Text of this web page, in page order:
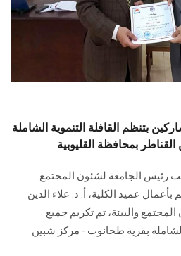
بتنظم القافلة التنموية الشاملة
بمحافظة القليوبية
رئيس الجامعة لشئون المجتمع
بأعمال عميد الكلية، أ. د. علاء الدين
والبيئة، تم تكريم جميع
الشاملة بقرية طحانوب - مركز شبين